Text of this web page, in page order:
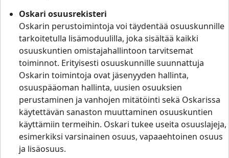
Oskari osuusrekisteri
Oskarin perustoimintoja voi täydentää osuuskunnille
tarkoitetulla lisämoduulilla, joka sisältää kaikki
osuuskuntien omistajahallintoon tarvitsemat
toiminnot. Erityisesti osuuskunnille suunnattuja
Oskarin toimintoja ovat jäsenyyden hallinta,
osuuspääoman hallinta, uusien osuuksien
perustaminen ja vanhojen mitätöinti sekä Oskarissa
käytettävän sanaston muuttaminen osuuskuntien
käyttämiin termeihin. Oskari tukee useita osuuslajeja,
esimerkiksi varsinainen osuus, vapaaehtoinen osuus
ja lisäosuus.